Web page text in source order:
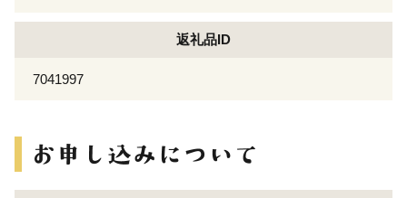
返礼品ID
7041997